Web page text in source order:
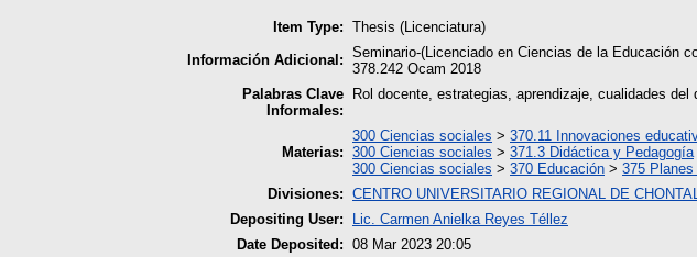
Item Type: Thesis (Licenciatura)
Información Adicional: Seminario-(Licenciado en Ciencias de la Educación
378.242 Ocam 2018
Palabras Clave
Informales:
Rol docente, estrategias, aprendizaje, cualidades
Materias:
300 Ciencias sociales > 370.11 Innovaciones
300 Ciencias sociales > 371.3 Didáctica y Pedagogía
300 Ciencias sociales > 370 Educación > 375
Divisiones: CENTRO UNIVERSITARIO REGIONAL DE
Depositing User:
Lic. Carmen Anielka Reyes Téllez
Date Deposited: 08 Mar 2023 20:05